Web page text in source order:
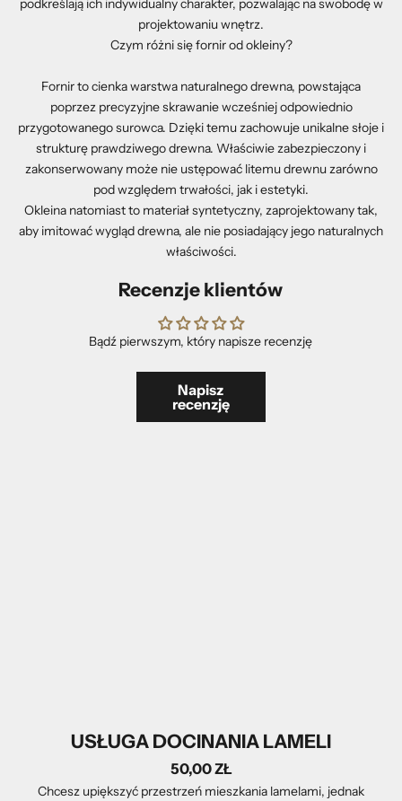
podkreślają ich indywidualny charakter, pozwalając na swobodę w
projektowaniu wnętrz.
Czym różni się fornir od okleiny?
Fornir to cienka warstwa naturalnego drewna, powstająca
poprzez precyzyjne skrawanie wcześniej odpowiednio
przygotowanego surowca. Dzięki temu zachowuje unikalne słoje i
strukturę prawdziwego drewna. Właściwie zabezpieczony i
zakonserwowany może nie ustępować litemu drewnu zarówno
pod względem trwałości, jak i estetyki.
Okleina natomiast to materiał syntetyczny, zaprojektowany tak,
aby imitować wygląd drewna, ale nie posiadający jego naturalnych
właściwości.
Recenzje klientów
Bądź pierwszym, który napisze recenzję
Napisz
recenzję
USŁUGA DOCINANIA LAMELI
50,00 ZŁ
Chcesz upiększyć przestrzeń mieszkania lamelami, jednak